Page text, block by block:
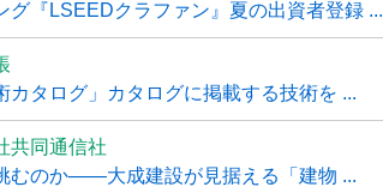
グ『LSEEDクラファン』夏の出資者登録 ...
カタログ」カタログに掲載する技術を ...
共同通信社
むのか――大成建設が見据える「建物 ...